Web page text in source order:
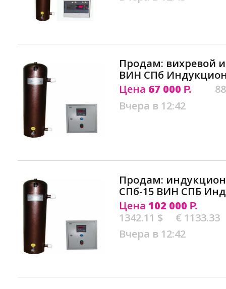
Продам: вихревой
ВИН СПб
Цена 67 000 Р.
Вчера в 12:42
Продам:
СПб-15 ВИН СПБ
Цена 102 000 Р.
1342.11 $
€ 1133.33
Вчера в 12:42